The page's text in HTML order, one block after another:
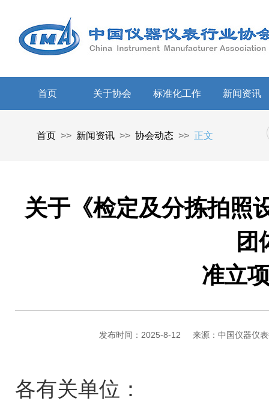
首页 关于协会 标准化工作 新闻资讯
首页 >> 新闻资讯 >> 协会动态 >> 正文
关于《检定及分拣拍照
团
准立
发布时间：2025-8-12 来源：中国仪器仪
各有关单位：